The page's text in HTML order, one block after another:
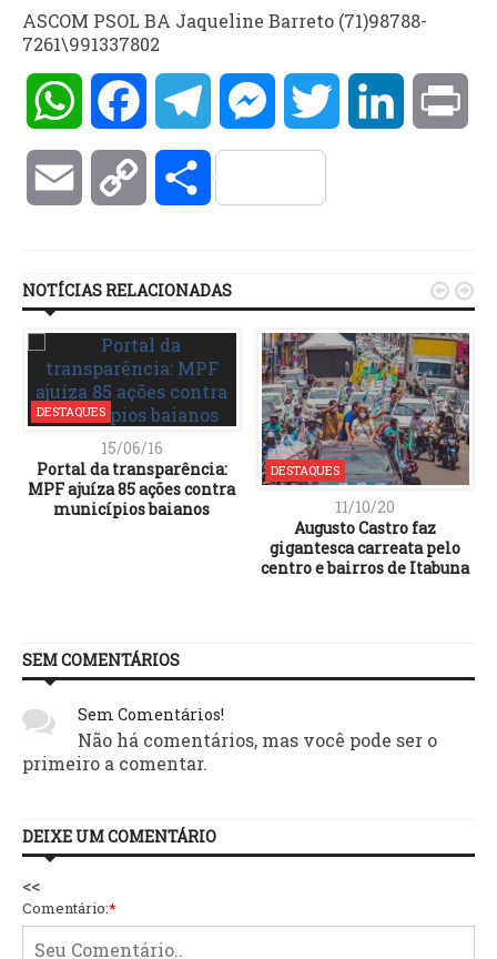
ASCOM PSOL BA Jaqueline Barreto (71)98788-
7261\991337802
WhatsAppFacebookTelegramMessengerTwitter LinkedIn
Email Copy Compartilhar
NOTÍCIAS RELACIONADAS
DESTAQUES
15/06/16
Portal da transparência:
MPF ajuíza 85 ações contra
municípios baianos
DESTAQUES
11/10/20
Augusto Castro faz
gigantesca carreata pelo
centro e bairros de Itabuna
 
SEM COMENTÁRIOS
Sem Comentários!
Não há comentários, mas você pode ser o
primeiro a comentar.
DEIXE UM COMENTÁRIO
<<
Comentário:*